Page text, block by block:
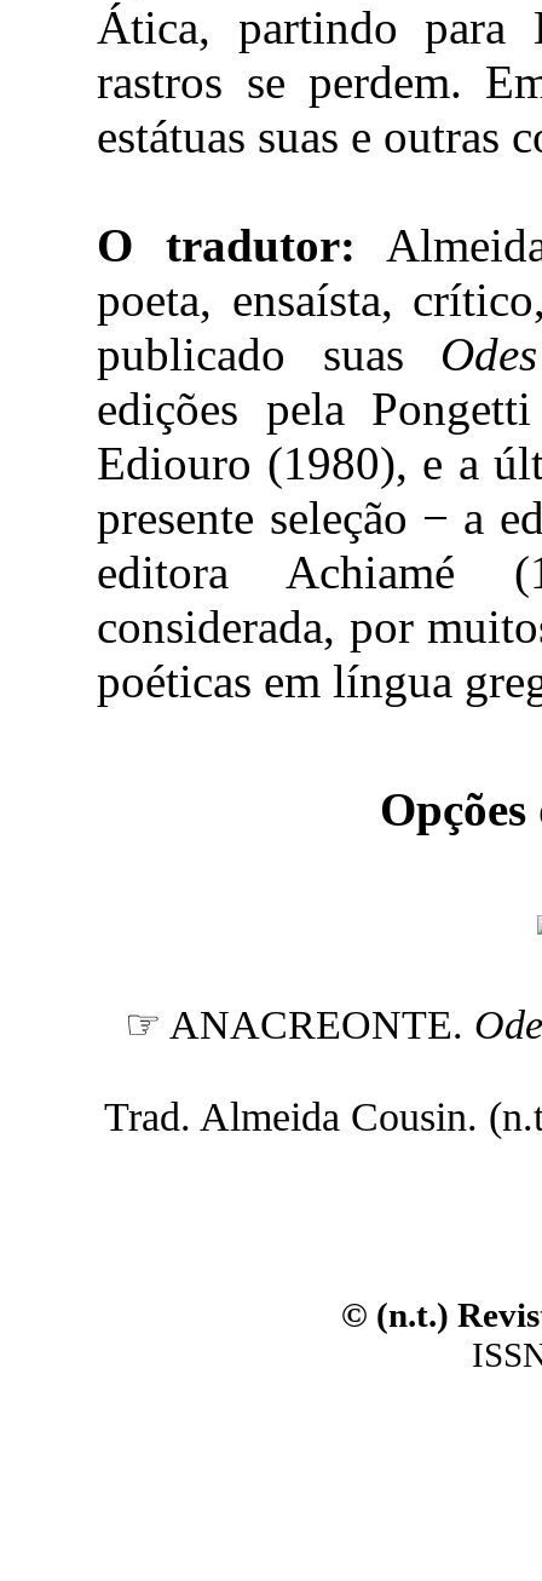
Ática, partindo para
rastros se perdem.
estátuas suas e outras
O tradutor:
poeta, ensaísta,
publicado suas
edições pela
Ediouro (1980), e a
presente seleção − a
editora Achiamé
considerada, por
poéticas em língua
☞ ANACREONTE.
Trad. Almeida Cousin.
© (n.t.)